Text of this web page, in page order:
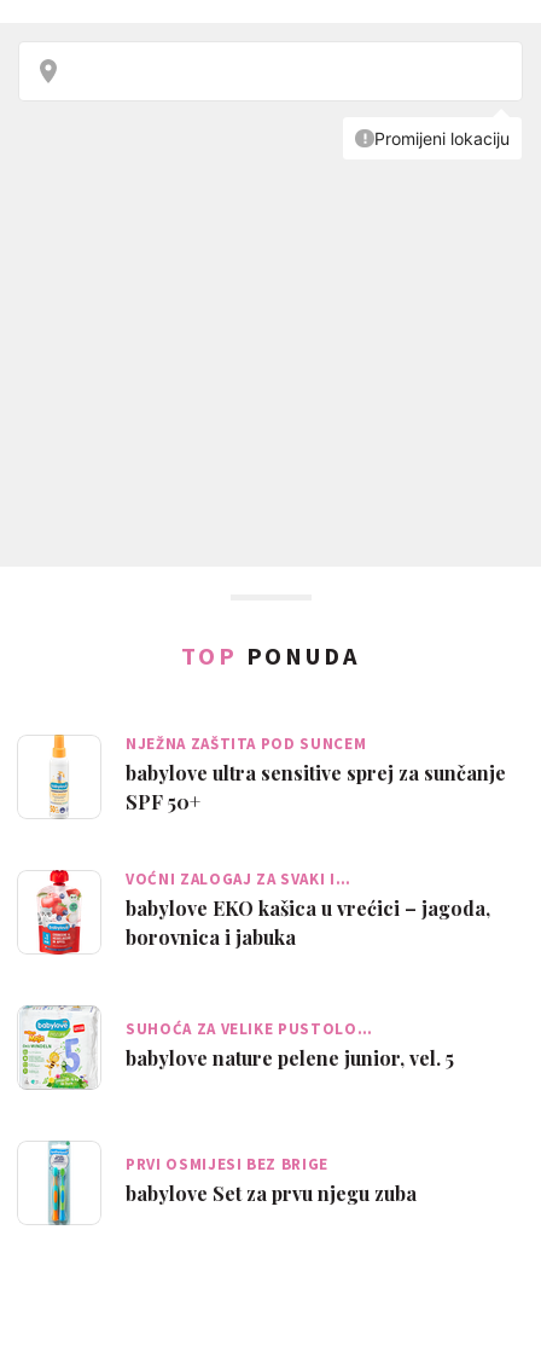
TOP PONUDA
NJEŽNA ZAŠTITA POD SUNCEM
babylove ultra sensitive sprej za sunčanje
SPF 50+
VOĆNI ZALOGAJ ZA SVAKI I…
babylove EKO kašica u vrećici – jagoda,
borovnica i jabuka
SUHOĆA ZA VELIKE PUSTOLO…
babylove nature pelene junior, vel. 5
PRVI OSMIJESI BEZ BRIGE
babylove Set za prvu njegu zuba